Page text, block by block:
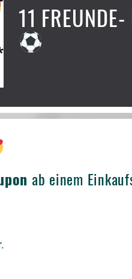
11
ab einem